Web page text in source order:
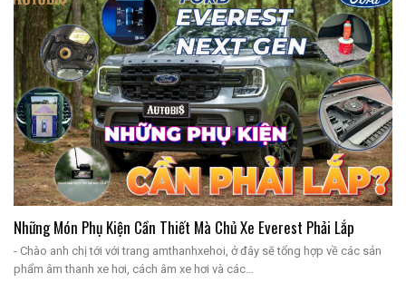
Những Món Phụ Kiện Cần Thiết Mà Chủ Xe Everest Phải Lắp
- Chào anh chị tới với trang amthanhxehoi, ở đây sẽ tổng hợp về các sản
phẩm âm thanh xe hơi, cách âm xe hơi và các…